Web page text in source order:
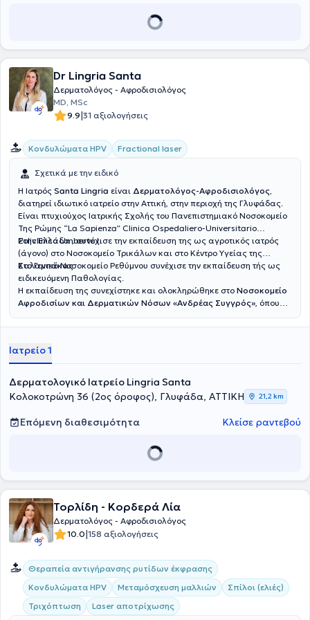
Dr Lingria Santa
Δερματολόγος - Αφροδισιολόγος
MD, MSc
9.9|31 αξιολογήσεις
Κονδυλώματα HPV Fractional laser
Σχετικά με την ειδικό
Η Ιατρός Santa Lingria είναι Δερματολόγος-Αφροδισιολόγος,
διατηρεί ιδιωτικό ιατρείο στην Αττική, στην περιοχή της Γλυφάδας.
Είναι πτυχιούχος Ιατρικής Σχολής του Πανεπιστημιακό Νοσοκομείο
Της Ρώμης “La Sapienza” Clinica Ospedaliero-Universitario
Policlinico Umberto I.
Στην Ελλάδα , συνέχισε την εκπαίδευση της ως αγροτικός ιατρός
(άγονο) στο Νοσοκομείο Τρικάλων και στο Κέντρο Υγείας της
Καλαμπάκας.
Στο Γενικό Νοσοκομείο Ρεθύμνου συνέχισε την εκπαίδευση τής ως
ειδικευόμενη Παθολογίας.
Η εκπαίδευση της συνεχίστηκε και ολοκληρώθηκε στο Νοσοκομείο
Αφροδισίων και Δερματικών Νόσων «Ανδρέας Συγγρός», όπου
Ιατρείο 1
Δερματολογικό Ιατρείο Lingria Santa
Κολοκοτρώνη 36 (2ος όροφος), Γλυφάδα, ΑΤΤΙΚΗ
21,2 km
Επόμενη διαθεσιμότητα Κλείσε ραντεβού
Τορλίδη - Κορδερά Λία
Δερματολόγος - Αφροδισιολόγος
10.0|158 αξιολογήσεις
Θεραπεία αντιγήρανσης ρυτίδων έκφρασης
Κονδυλώματα HPV
Μεταμόσχευση μαλλιών
Σπίλοι (ελιές)
Τριχόπτωση
Laser αποτρίχωσης